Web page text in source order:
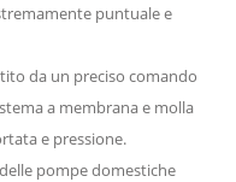
puntuale e
da un preciso comando
a membrana e molla
e pressione.
pompe domestiche